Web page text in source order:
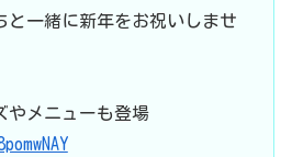
と一緒に新年をお祝いしませ
やメニューも登場